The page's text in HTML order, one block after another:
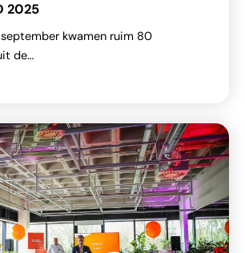
2025
kwamen ruim 80
de…